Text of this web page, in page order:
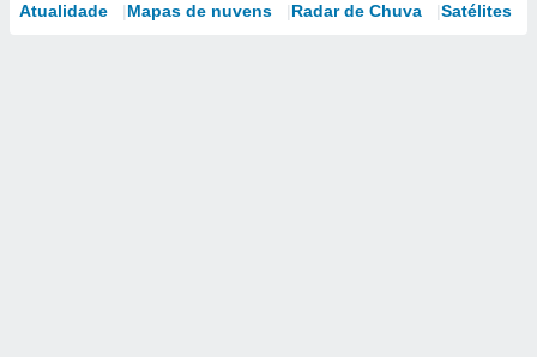
Atualidade Mapas de nuvens Radar de Chuva Satélites